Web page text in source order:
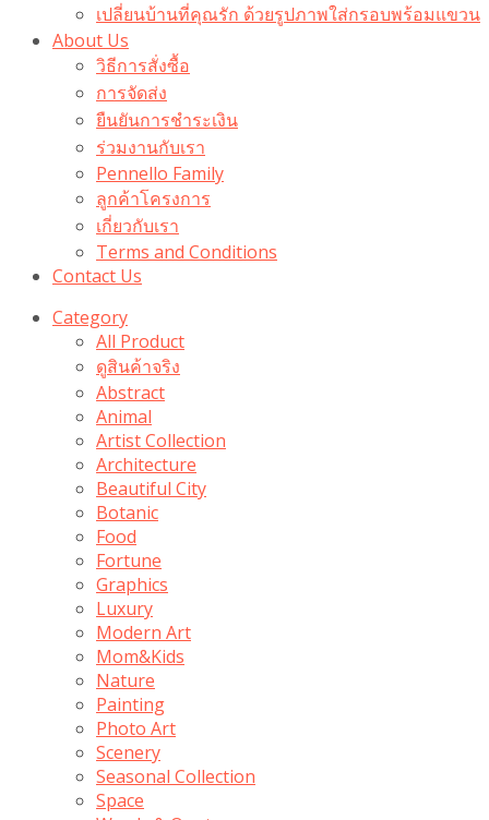
เปลี่ยนบ้านที่คุณรัก ด้วยรูปภาพใส่กรอบพร้อมแขวน​
About Us
วิธีการสั่งซื้อ
การจัดส่ง
ยืนยันการชำระเงิน
ร่วมงานกับเรา
Pennello Family
ลูกค้าโครงการ
เกี่ยวกับเรา
Terms and Conditions
Contact Us
Category
All Product
ดูสินค้าจริง
Abstract
Animal
Artist Collection
Architecture
Beautiful City
Botanic
Food
Fortune
Graphics
Luxury
Modern Art
Mom&Kids
Nature
Painting
Photo Art
Scenery
Seasonal Collection
Space